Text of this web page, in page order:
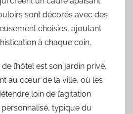
sont décorés avec des
choisies, ajoutant
à chaque coin.
l’hôtel est son jardin privé,
au cœur de la ville, où les
loin de l’agitation
typique du